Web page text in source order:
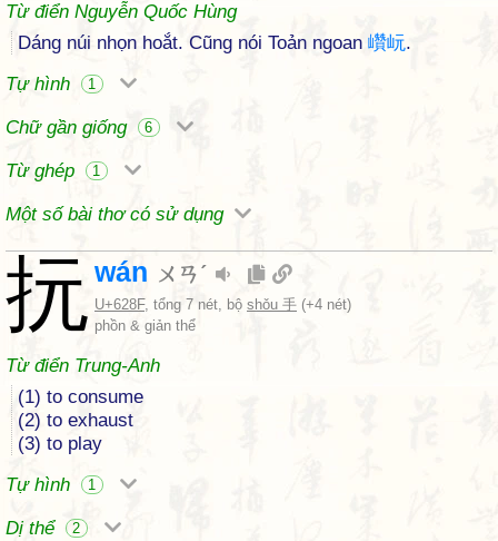
Từ điển Nguyễn Quốc Hùng
Dáng núi nhọn hoắt. Cũng nói Toản ngoan 巑岏.
Tự hình
1
Chữ gần giống 6
Từ ghép 1
Một số bài thơ có sử dụng
抏 wán ㄨㄢˊ
U+628F, tổng 7 nét, bộ shǒu 手 (+4 nét)
phồn & giản thể
Từ điển Trung-Anh
(1) to consume
(2) to exhaust
(3) to play
Tự hình
1
Dị thể 2